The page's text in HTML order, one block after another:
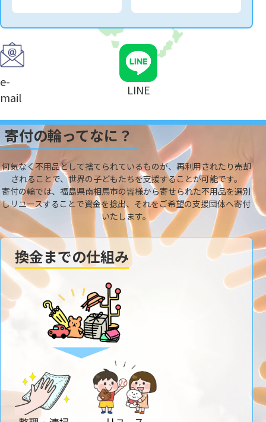
e-
mail
LINE
寄付の輪ってなに？
何気なく不用品として捨てられているものが、再利用されたり売却
されることで、世界の子どもたちを支援することが可能です。
寄付の輪では、福島県南相馬市の皆様から寄せられた不用品を選別
しリユースすることで資金を捻出、それをご希望の支援団体へ寄付
いたします。
換金までの仕組み